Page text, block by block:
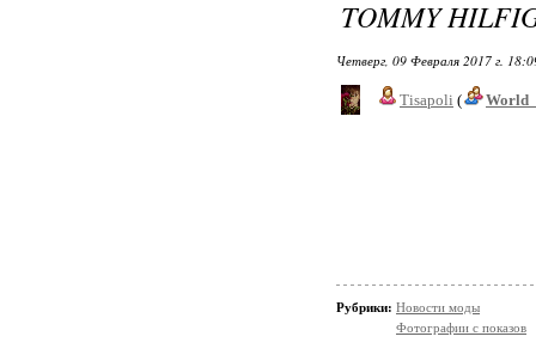
TOMMY
Четверг, 09 Февраля 2017 г.
Tisapoli (
Рубрики: Новости моды
Фотографии с показов